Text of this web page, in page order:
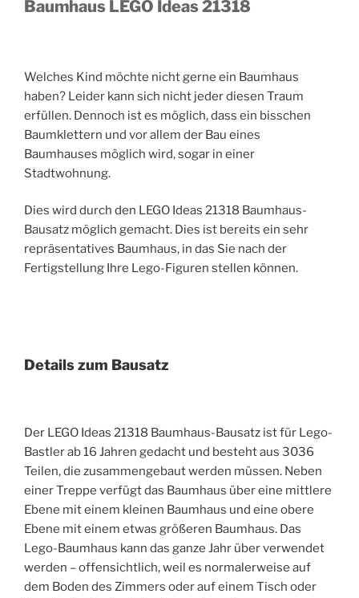
Baumhaus LEGO Ideas 21318
Welches Kind möchte nicht gerne ein Baumhaus
haben? Leider kann sich nicht jeder diesen Traum
erfüllen. Dennoch ist es möglich, dass ein bisschen
Baumklettern und vor allem der Bau eines
Baumhauses möglich wird, sogar in einer
Stadtwohnung.
Dies wird durch den LEGO Ideas 21318 Baumhaus-
Bausatz möglich gemacht. Dies ist bereits ein sehr
repräsentatives Baumhaus, in das Sie nach der
Fertigstellung Ihre Lego-Figuren stellen können.
Details zum Bausatz
Der LEGO Ideas 21318 Baumhaus-Bausatz ist für Lego-
Bastler ab 16 Jahren gedacht und besteht aus 3036
Teilen, die zusammengebaut werden müssen. Neben
einer Treppe verfügt das Baumhaus über eine mittlere
Ebene mit einem kleinen Baumhaus und eine obere
Ebene mit einem etwas größeren Baumhaus. Das
Lego-Baumhaus kann das ganze Jahr über verwendet
werden – offensichtlich, weil es normalerweise auf
dem Boden des Zimmers oder auf einem Tisch oder